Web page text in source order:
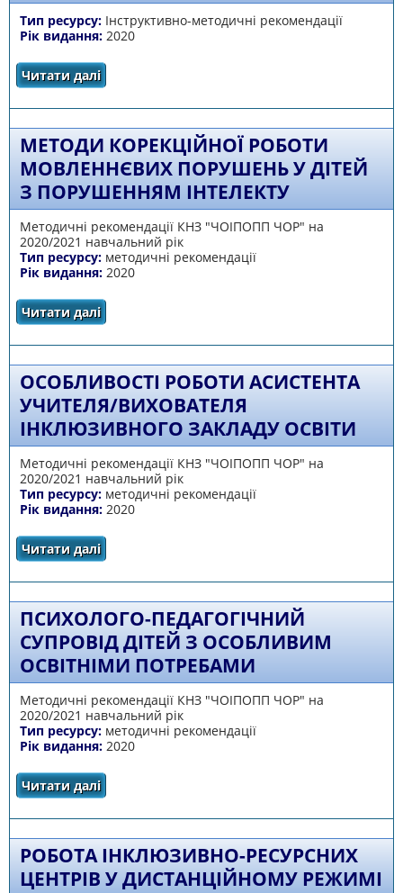
Тип ресурсу: Інструктивно-методичні рекомендації
Рік видання: 2020
Читати далі
особливими освітніми потребами у
2020/2021 навчальному році
МЕТОДИ КОРЕКЦІЙНОЇ РОБОТИ
МОВЛЕННЄВИХ ПОРУШЕНЬ У ДІТЕЙ
З ПОРУШЕННЯМ ІНТЕЛЕКТУ
Методичні рекомендації КНЗ "ЧОІПОПП ЧОР" на
2020/2021 навчальний рік
Тип ресурсу: методичні рекомендації
Рік видання: 2020
Читати далі
ПОРУШЕННЯМ ІНТЕЛЕКТУ
ОСОБЛИВОСТІ РОБОТИ АСИСТЕНТА
УЧИТЕЛЯ/ВИХОВАТЕЛЯ
ІНКЛЮЗИВНОГО ЗАКЛАДУ ОСВІТИ
Методичні рекомендації КНЗ "ЧОІПОПП ЧОР" на
2020/2021 навчальний рік
Тип ресурсу: методичні рекомендації
Рік видання: 2020
Читати далі
ЗАКЛАДУ ОСВІТИ
ПСИХОЛОГО-ПЕДАГОГІЧНИЙ
СУПРОВІД ДІТЕЙ З ОСОБЛИВИМ
ОСВІТНІМИ ПОТРЕБАМИ
Методичні рекомендації КНЗ "ЧОІПОПП ЧОР" на
2020/2021 навчальний рік
Тип ресурсу: методичні рекомендації
Рік видання: 2020
Читати далі
ПОТРЕБАМИ
РОБОТА ІНКЛЮЗИВНО-РЕСУРСНИХ
ЦЕНТРІВ У ДИСТАНЦІЙНОМУ РЕЖИМІ